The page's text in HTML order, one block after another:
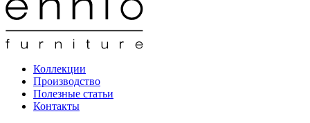
Коллекции
Производство
Полезные статьи
Контакты